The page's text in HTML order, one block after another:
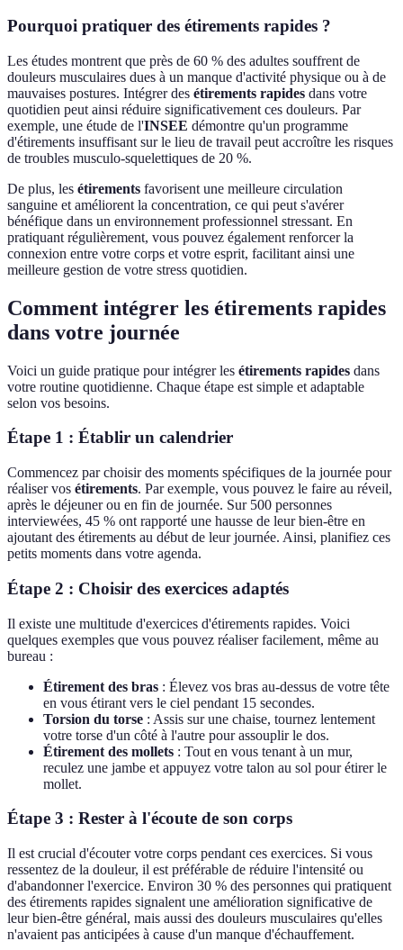
Pourquoi pratiquer des étirements rapides ?
Les études montrent que près de 60 % des adultes souffrent de
douleurs musculaires dues à un manque d'activité physique ou à de
mauvaises postures. Intégrer des étirements rapides dans votre
quotidien peut ainsi réduire significativement ces douleurs. Par
exemple, une étude de l'INSEE démontre qu'un programme
d'étirements insuffisant sur le lieu de travail peut accroître les risques
de troubles musculo-squelettiques de 20 %.
De plus, les étirements favorisent une meilleure circulation
sanguine et améliorent la concentration, ce qui peut s'avérer
bénéfique dans un environnement professionnel stressant. En
pratiquant régulièrement, vous pouvez également renforcer la
connexion entre votre corps et votre esprit, facilitant ainsi une
meilleure gestion de votre stress quotidien.
Comment intégrer les étirements rapides
dans votre journée
Voici un guide pratique pour intégrer les étirements rapides dans
votre routine quotidienne. Chaque étape est simple et adaptable
selon vos besoins.
Étape 1 : Établir un calendrier
Commencez par choisir des moments spécifiques de la journée pour
réaliser vos étirements. Par exemple, vous pouvez le faire au réveil,
après le déjeuner ou en fin de journée. Sur 500 personnes
interviewées, 45 % ont rapporté une hausse de leur bien-être en
ajoutant des étirements au début de leur journée. Ainsi, planifiez ces
petits moments dans votre agenda.
Étape 2 : Choisir des exercices adaptés
Il existe une multitude d'exercices d'étirements rapides. Voici
quelques exemples que vous pouvez réaliser facilement, même au
bureau :
Étirement des bras : Élevez vos bras au-dessus de votre tête
en vous étirant vers le ciel pendant 15 secondes.
Torsion du torse : Assis sur une chaise, tournez lentement
votre torse d'un côté à l'autre pour assouplir le dos.
Étirement des mollets : Tout en vous tenant à un mur,
reculez une jambe et appuyez votre talon au sol pour étirer le
mollet.
Étape 3 : Rester à l'écoute de son corps
Il est crucial d'écouter votre corps pendant ces exercices. Si vous
ressentez de la douleur, il est préférable de réduire l'intensité ou
d'abandonner l'exercice. Environ 30 % des personnes qui pratiquent
des étirements rapides signalent une amélioration significative de
leur bien-être général, mais aussi des douleurs musculaires qu'elles
n'avaient pas anticipées à cause d'un manque d'échauffement.